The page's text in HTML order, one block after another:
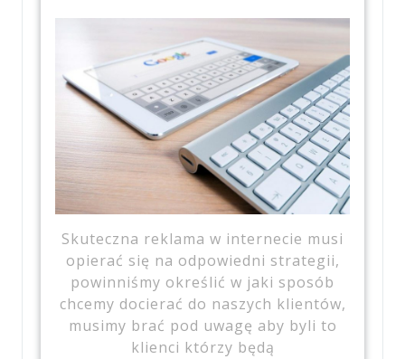
Skuteczna reklama w internecie musi
opierać się na odpowiedni strategii,
powinniśmy określić w jaki sposób
chcemy docierać do naszych klientów,
musimy brać pod uwagę aby byli to
klienci którzy będą